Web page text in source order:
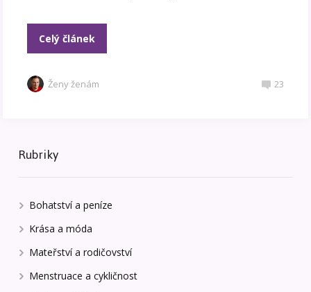
Celý článek
Ženy ženám 23
Rubriky
Bohatství a peníze
Krása a móda
Mateřství a rodičovství
Menstruace a cykličnost